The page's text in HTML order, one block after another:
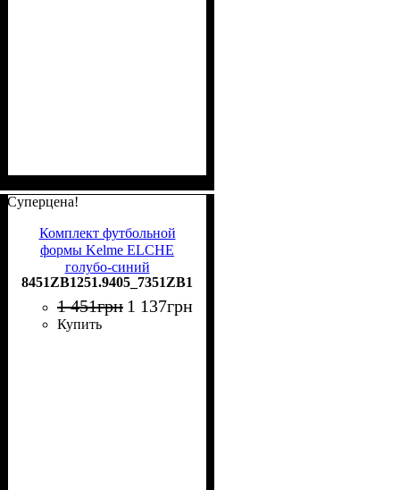
Суперцена!
Комплект футбольной
формы Kelme ELCHE
голубо-синий
8451ZB1251.9405_7351ZB1255.9481
8451ZB1251.9405_7351ZB1255.9481
1 451грн 1 137грн
Купить